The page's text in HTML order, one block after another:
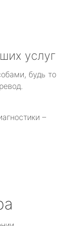
услуг
будь то
–